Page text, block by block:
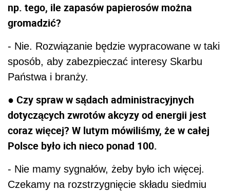
np. tego, ile zapasów papierosów można
gromadzić?
- Nie. Rozwiązanie będzie wypracowane w taki
sposób, aby zabezpieczać interesy Skarbu
Państwa i branży.
● Czy spraw w sądach administracyjnych
dotyczących zwrotów akcyzy od energii jest
coraz więcej? W lutym mówiliśmy, że w całej
Polsce było ich nieco ponad 100.
- Nie mamy sygnałów, żeby było ich więcej.
Czekamy na rozstrzygnięcie składu siedmiu